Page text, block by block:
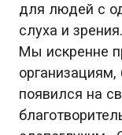
для людей с
слуха и зрения.
Мы искренне
появился на